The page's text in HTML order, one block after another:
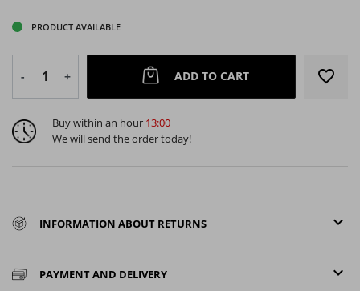
PRODUCT AVAILABLE
- + ADD TO CART favorite_border
Buy within an hour 13:00
We will send the order today!
keyboard_arrow_down
INFORMATION ABOUT RETURNS
keyboard_arrow_down
PAYMENT AND DELIVERY